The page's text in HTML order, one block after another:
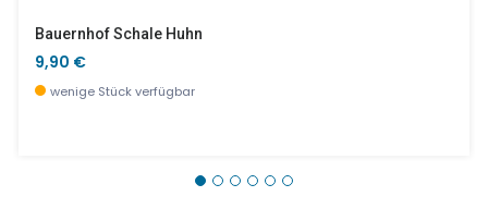
Bauernhof Schale Huhn
9,90 €
wenige Stück verfügbar